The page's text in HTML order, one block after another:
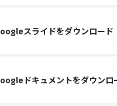
スライドをダウンロード
ドキュメントをダウンロ